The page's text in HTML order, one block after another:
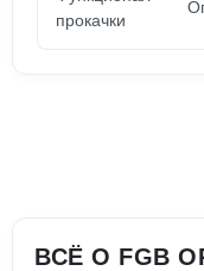
прокачки
ВСЁ О FGB